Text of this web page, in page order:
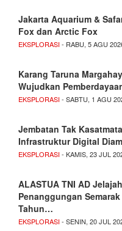
Jakarta Aquarium &
Fox dan Arctic Fox
EKSPLORASI- RABU, 5 AGU
Karang Taruna
Wujudkan
EKSPLORASI- SABTU, 1 AGU
Jembatan Tak
Infrastruktur Digital
EKSPLORASI- KAMIS, 23 JUL
ALASTUA TNI AD
Penanggungan Semarak
Tahun…
EKSPLORASI- SENIN, 20 JUL